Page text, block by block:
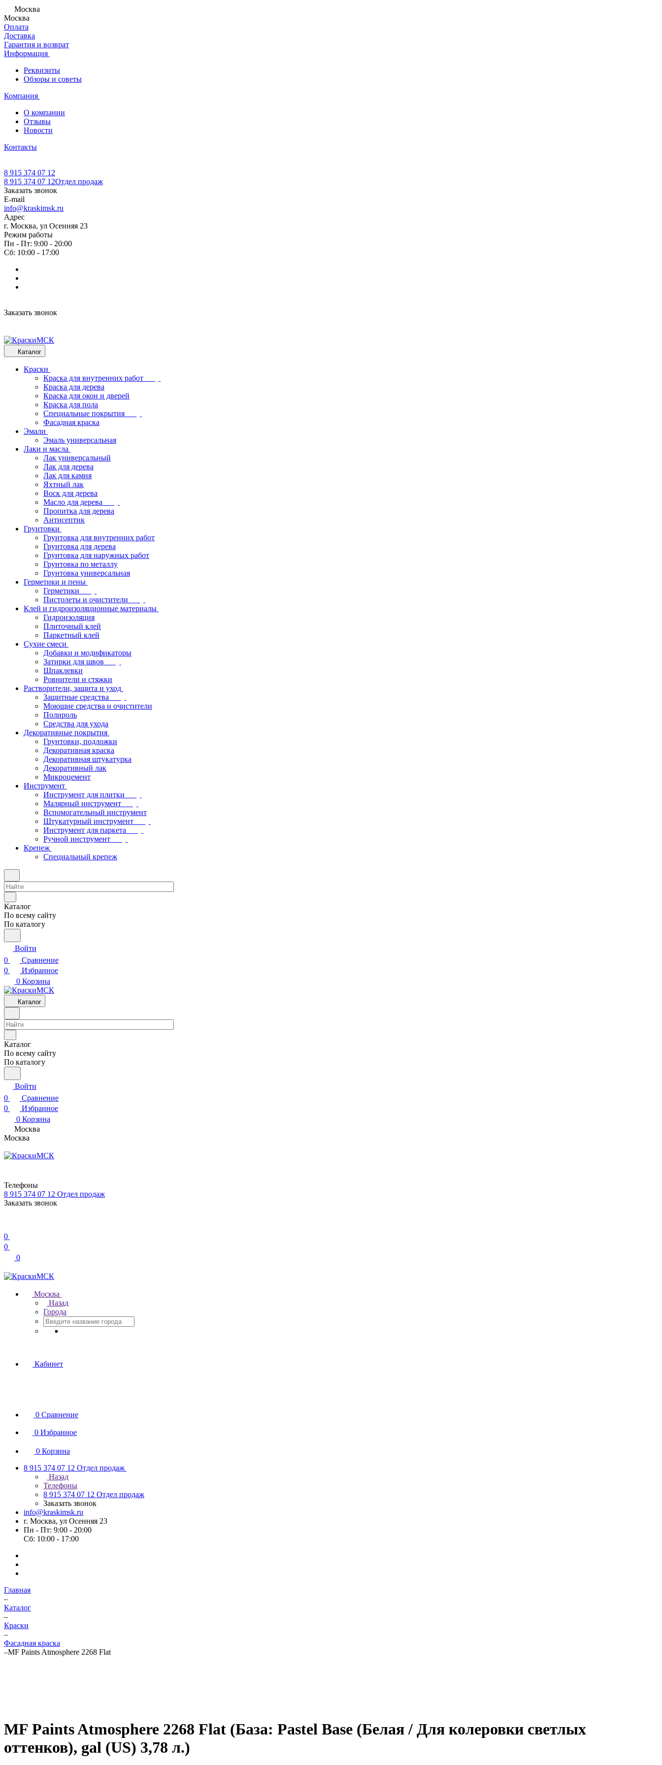
Москва
Москва
Оплата
Доставка
Гарантия и возврат
Информация
Реквизиты
Обзоры и советы
Компания
О компании
Отзывы
Новости
Контакты
8 915 374 07 12
8 915 374 07 12Отдел продаж
Заказать звонок
E-mail
info@kraskimsk.ru
Адрес
г. Москва, ул Осенняя 23
Режим работы
Пн - Пт: 9:00 - 20:00
Сб: 10:00 - 17:00
Заказать звонок
Каталог
Краски
Краска для внутренних работ
Краска для дерева
Краска для окон и дверей
Краска для пола
Специальные покрытия
Фасадная краска
Эмали
Эмаль универсальная
Лаки и масла
Лак универсальный
Лак для дерева
Лак для камня
Яхтный лак
Воск для дерева
Масло для дерева
Пропитка для дерева
Антисептик
Грунтовки
Грунтовка для внутренних работ
Грунтовка для дерева
Грунтовка для наружных работ
Грунтовка по металлу
Грунтовка универсальная
Герметики и пены
Герметики
Пистолеты и очистители
Клей и гидроизоляционные материалы
Гидроизоляция
Плиточный клей
Паркетный клей
Сухие смеси
Добавки и модификаторы
Затирки для швов
Шпаклевки
Ровнители и стяжки
Растворители, защита и уход
Защитные средства
Моющие средства и очистители
Полироль
Средства для ухода
Декоративные покрытия
Грунтовки, подложки
Декоративная краска
Декоративная штукатурка
Декоративный лак
Микроцемент
Инструмент
Инструмент для плитки
Малярный инструмент
Вспомогательный инструмент
Штукатурный инструмент
Инструмент для паркета
Ручной инструмент
Крепеж
Специальный крепеж
Каталог
По всему сайту
По каталогу
Войти
0
Сравнение
0
Избранное
0 Корзина
Каталог
Каталог
По всему сайту
По каталогу
Войти
0
Сравнение
0
Избранное
0 Корзина
Москва
Москва
Телефоны
8 915 374 07 12 Отдел продаж
Заказать звонок
0
0
0
Москва
Назад
Города
Кабинет
0 Сравнение
0 Избранное
0 Корзина
8 915 374 07 12 Отдел продаж
Назад
Телефоны
8 915 374 07 12 Отдел продаж
Заказать звонок
info@kraskimsk.ru
г. Москва, ул Осенняя 23
Пн - Пт: 9:00 - 20:00
Сб: 10:00 - 17:00
Главная
–
Каталог
–
Краски
–
Фасадная краска
–MF Paints Atmosphere 2268 Flat
MF Paints Atmosphere 2268 Flat (База: Pastel Base (Белая / Для колеровки светлых
оттенков), gal (US) 3,78 л.)